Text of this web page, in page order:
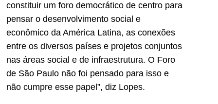
constituir um foro democrático de centro para
pensar o desenvolvimento social e
econômico da América Latina, as conexões
entre os diversos países e projetos conjuntos
nas áreas social e de infraestrutura. O Foro
de São Paulo não foi pensado para isso e
não cumpre esse papel”, diz Lopes.